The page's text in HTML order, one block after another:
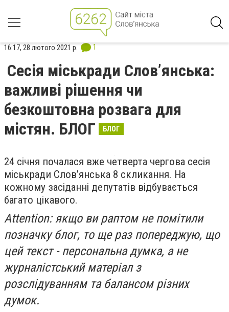
16:17, 28 лютого 2021 р. 1
Сесія міськради Слов’янська:
важливі рішення чи
безкоштовна розвага для
містян. БЛОГ
БЛОГ
24 січня почалася вже четверта чергова сесія
міськради Слов’янська 8 скликання. На
кожному засіданні депутатів відбувається
багато цікавого.
Attention: якщо ви раптом не помітили
позначку блог, то ще раз попереджую, що
цей текст - персональна думка, а не
журналістський матеріал з
розслідуванням та балансом різних
думок.